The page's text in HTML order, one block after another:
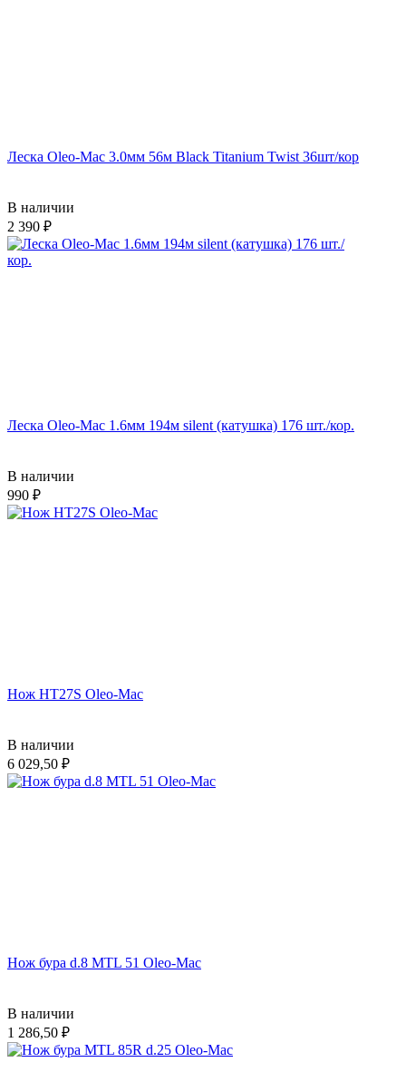
Леска Oleo-Mac 3.0мм 56м Black Titanium Twist 36шт/кор
В наличии
2 390
Леска Oleo-Mac 1.6мм 194м silent (катушка) 176 шт./кор.
В наличии
990
Нож HT27S Oleo-Mac
В наличии
6 029,50
Нож бура d.8 MTL 51 Oleo-Mac
В наличии
1 286,50